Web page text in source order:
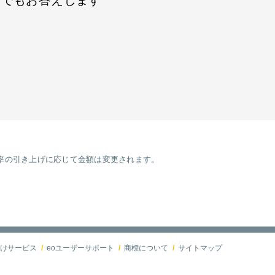
引き上げに応じて金額は変更されます。
サービス eoユーザーサポート 商標について サイトマップ